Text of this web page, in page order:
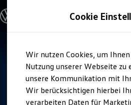
Hauptinhalt
springen
Footer
springen
Offene Stellen entdecken
Einstiegsmöglichkeiten
Schüler
Schülerpraktikum
Schüler Ferienjobs
Studenten
Praktikum
Abschlussarbeit
Cookie
Wir nutzen Cookies, um
Nutzung unserer Webseite zu
unsere Kommunikation mit
Wir berücksichtigen hierbei
verarbeiten Daten für